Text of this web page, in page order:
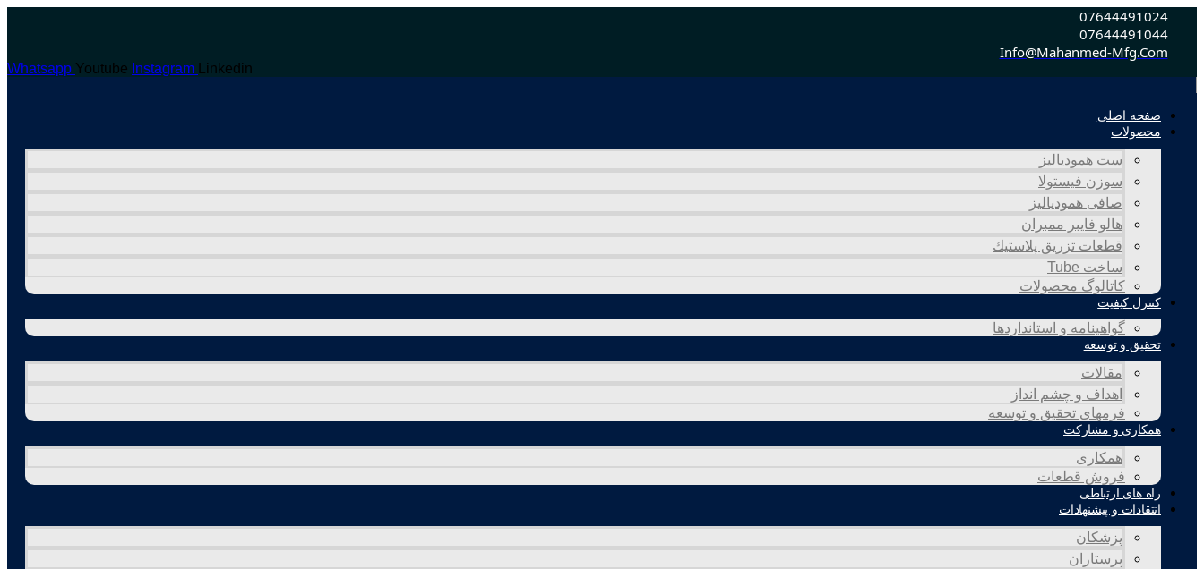
محتوا
07644491024
07644491044
Info@mahanmed-Mfg.com
Whatsapp Youtube Instagram Linkedin
صفحه اصلی
محصولات
ست همودیالیز
سوزن فیستولا
صافی همودیالیز
هالو فایبر ممبران
قطعات تزريق پلاستيك
ساخت Tube
کاتالوگ محصولات
کنترل کیفیت
گواهينامه و استانداردها
تحقيق و توسعه
مقالات
اهداف و چشم انداز
فرمهای تحقیق و توسعه
همکاری و مشارکت
همکاری
فروش قطعات
راه های ارتباطی
انتقادات و پيشنهادات
پزشكان
پرستاران